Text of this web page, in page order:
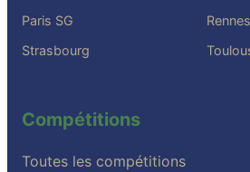
Paris SG
Rennes
Strasbourg
Compétitions
Toutes les compétitions